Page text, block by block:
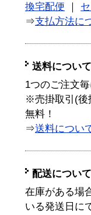
換宅配便
⇒支払方法に
送料について
1つのご注文
※売掛取引(後
無料！
⇒送料につい
配送について
在庫がある場
いる発送日に